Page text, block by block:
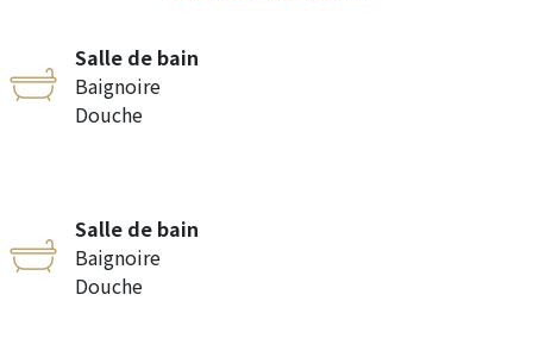
Salle de bain
Baignoire
Douche
Salle de bain
Baignoire
Douche